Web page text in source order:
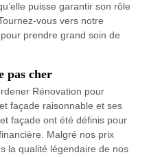
puisse garantir son rôle
vous vers notre
prendre grand soin de
pas cher
Rénovation pour
façade raisonnable et ses
façade ont été définis pour
Malgré nos prix
la qualité légendaire de nos